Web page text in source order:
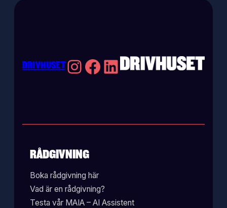
DRIVHUSETInstagram
Facebook
LinkedIn
RÅDGIVNING
Boka rådgivning här
Vad är en rådgivning?
Testa vår MAIA – AI Assistent